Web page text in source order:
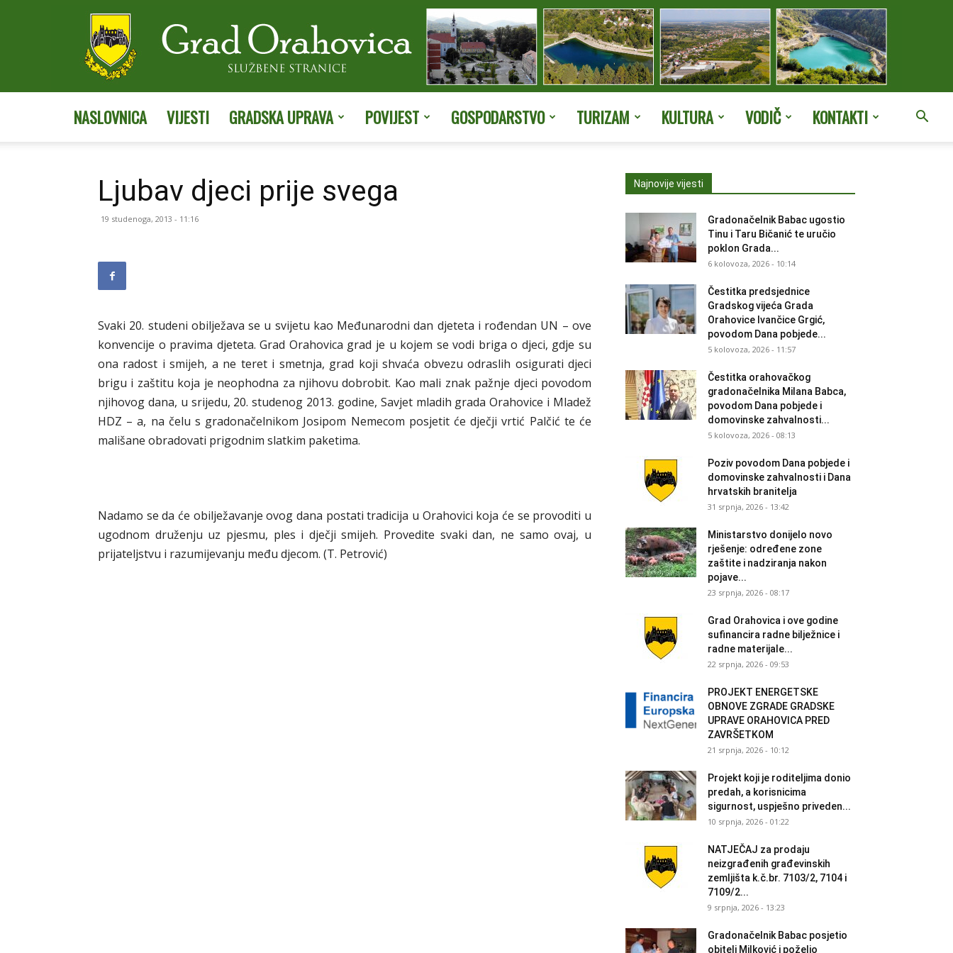
Grada
NASLOVNICA VIJESTI GRADSKA UPRAVA POVIJEST GOSPODARSTVO TURIZAM KULTURA VODIČ KONTAKTI
Ljubav djeci prije svega
19 studenoga, 2013 - 11:16
Svaki 20. studeni obilježava se u svijetu kao Međunarodni dan djeteta i rođendan UN – ove
konvencije o pravima djeteta. Grad Orahovica grad je u kojem se vodi briga o djeci, gdje su
ona radost i smijeh, a ne teret i smetnja, grad koji shvaća obvezu odraslih osigurati djeci
brigu i zaštitu koja je neophodna za njihovu dobrobit. Kao mali znak pažnje djeci povodom
njihovog dana, u srijedu, 20. studenog 2013. godine, Savjet mladih grada Orahovice i Mladež
HDZ – a, na čelu s gradonačelnikom Josipom Nemecom posjetit će dječji vrtić Palčić te će
mališane obradovati prigodnim slatkim paketima.
Nadamo se da će obilježavanje ovog dana postati tradicija u Orahovici koja će se provoditi u
ugodnom druženju uz pjesmu, ples i dječji smijeh. Provedite svaki dan, ne samo ovaj, u
prijateljstvu i razumijevanju među djecom. (T. Petrović)
Najnovije vijesti
Gradonačelnik Babac ugostio
Tinu i Taru Bičanić te uručio
poklon Grada...
6 kolovoza, 2026 - 10:14
Čestitka predsjednice
Gradskog vijeća Grada
Orahovice Ivančice Grgić,
povodom Dana pobjede...
5 kolovoza, 2026 - 11:57
Čestitka orahovačkog
gradonačelnika Milana Babca,
povodom Dana pobjede i
domovinske zahvalnosti...
5 kolovoza, 2026 - 08:13
Poziv povodom Dana pobjede i
domovinske zahvalnosti i Dana
hrvatskih branitelja
31 srpnja, 2026 - 13:42
Ministarstvo donijelo novo
rješenje: određene zone
zaštite i nadziranja nakon
pojave...
23 srpnja, 2026 - 08:17
Grad Orahovica i ove godine
sufinancira radne bilježnice i
radne materijale...
22 srpnja, 2026 - 09:53
PROJEKT ENERGETSKE
OBNOVE ZGRADE GRADSKE
UPRAVE ORAHOVICA PRED
ZAVRŠETKOM
21 srpnja, 2026 - 10:12
Projekt koji je roditeljima donio
predah, a korisnicima
sigurnost, uspješno priveden...
10 srpnja, 2026 - 01:22
NATJEČAJ za prodaju
neizgrađenih građevinskih
zemljišta k.č.br. 7103/2, 7104 i
7109/2...
9 srpnja, 2026 - 13:23
Gradonačelnik Babac posjetio
obitelj Milković i poželio